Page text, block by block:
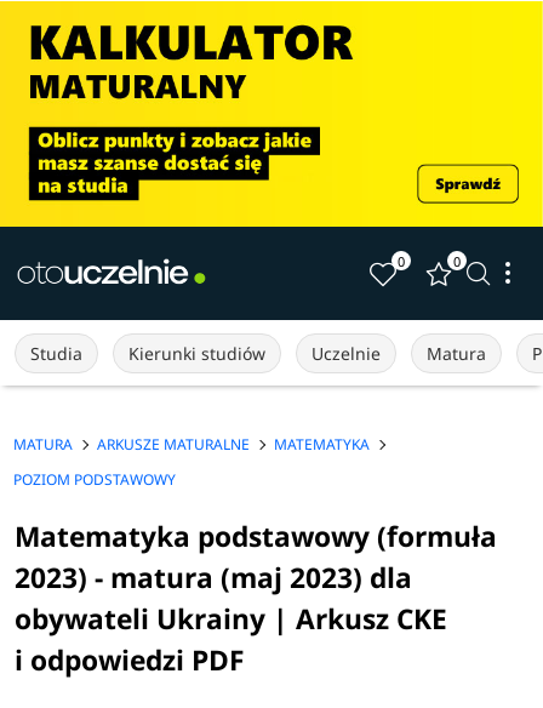
0 0
Studia Kierunki studiów Uczelnie Matura
MATURA ARKUSZE MATURALNE
MATEMATYKA
POZIOM PODSTAWOWY
Matematyka podstawowy (formuła
2023) - matura (maj 2023) dla
obywateli Ukrainy | Arkusz CKE
i odpowiedzi PDF